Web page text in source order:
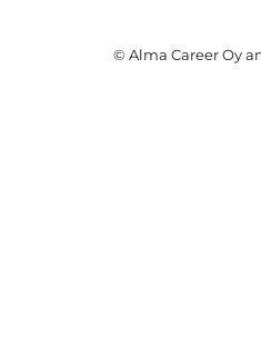
© Alma Career Oy